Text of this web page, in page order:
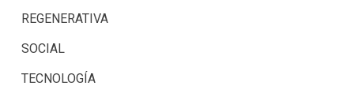
REGENERATIVA
SOCIAL
TECNOLOGÍA